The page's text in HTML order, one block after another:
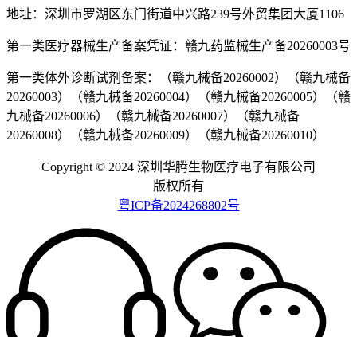
地址：深圳市罗湖区东门街道中兴路239号外贸集团大厦1106
第一类医疗器械生产备案凭证：赣九药监械生产备20260003号
第一类体外诊断试剂备案：（赣九械备20260002）（赣九械备
20260003）（赣九械备20260004）（赣九械备20260005）（赣
九械备20260006）（赣九械备20260007）（赣九械备
20260008）（赣九械备20260009）（赣九械备20260010）
Copyright © 2024 深圳华腾生物医疗电子有限公司
版权所有
粤ICP备2024268802号